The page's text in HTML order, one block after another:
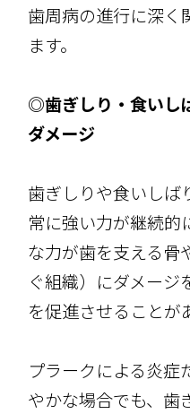
歯周病の進行に深く
ます。
◎歯ぎしり・食いし
ダメージ
歯ぎしりや食いしば
常に強い力が継続的
な力が歯を支える骨
ぐ組織）にダメー
を促進させることが
プラークによる炎症
やかな場合でも、歯